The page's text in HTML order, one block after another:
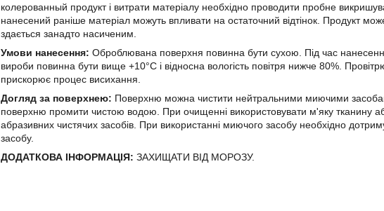
колерованный продукт і витрати матеріалу необхідно проводити пробне
нанесений раніше матеріал можуть впливати на остаточний відтінок. Продукт
здається занадто насиченим.
Умови нанесення: Оброблювана поверхня повинна бути сухою. Під час
вироби повинна бути вище +10°С і відносна вологість повітря нижче 80%.
прискорює процес висихання.
Догляд за поверхнею: Поверхню можна чистити нейтральними миючими
поверхню промити чистою водою. При очищенні використовувати м'яку тканину
абразивних чистячих засобів. При використанні миючого засобу необхідно
засобу.
ДОДАТКОВА ІНФОРМАЦІЯ: ЗАХИЩАТИ ВІД МОРОЗУ.